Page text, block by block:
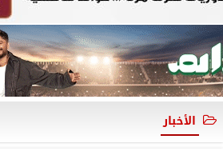
الأخبار